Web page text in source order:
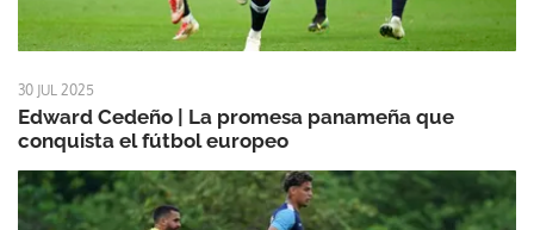
30 JUL 2025
Edward Cedeño | La promesa panameña que
conquista el fútbol europeo